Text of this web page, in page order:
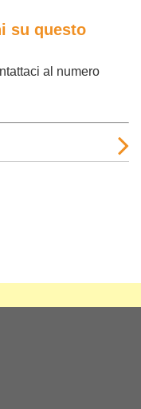
su questo
al numero